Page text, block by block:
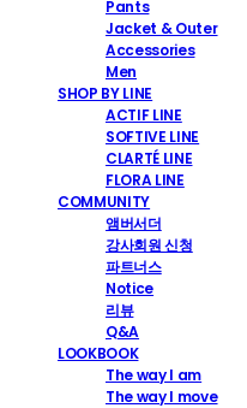
Pants
Jacket & Outer
Accessories
Men
SHOP BY LINE
ACTIF LINE
SOFTIVE LINE
CLARTÉ LINE
FLORA LINE
COMMUNITY
앰버서더
강사회원 신청
파트너스
Notice
리뷰
Q&A
LOOKBOOK
The way I am
The way I move